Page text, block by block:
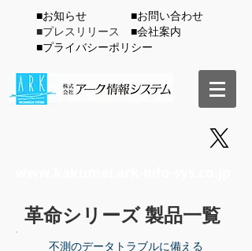
​■お知らせ
​■お問い合わせ
■プレスリリース
​■会社案内
​■プライバシーポリシー
​革命シリーズ 製品一覧
不測のデータトラブルに備える